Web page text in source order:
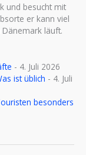
und besucht mit
er kann viel
läuft.
- 4. Juli 2026
ist üblich - 4. Juli
besonders